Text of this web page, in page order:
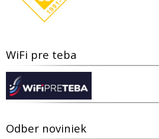
WiFi pre teba
Odber noviniek